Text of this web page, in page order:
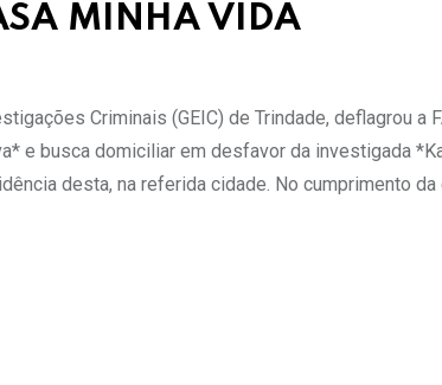
MINHA VIDA
Criminais (GEIC) de Trindade, deflagrou a
e busca domiciliar em desfavor da investigada
desta, na referida cidade. No cumprimento da